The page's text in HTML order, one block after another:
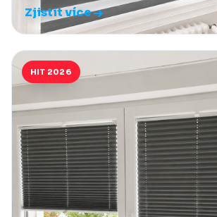
Zjistit více
HIT 2026